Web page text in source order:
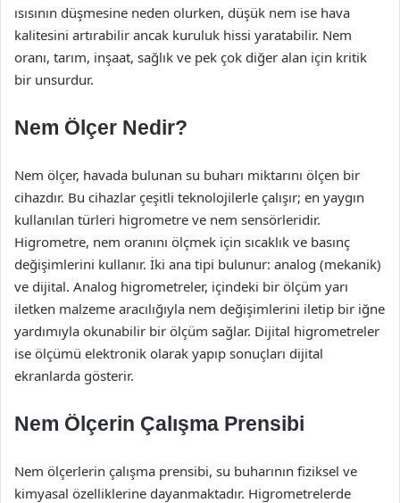
ısısının düşmesine neden olurken, düşük nem ise hava
kalitesini artırabilir ancak kuruluk hissi yaratabilir. Nem
oranı, tarım, inşaat, sağlık ve pek çok diğer alan için kritik
bir unsurdur.
Nem Ölçer Nedir?
Nem ölçer, havada bulunan su buharı miktarını ölçen bir
cihazdır. Bu cihazlar çeşitli teknolojilerle çalışır; en yaygın
kullanılan türleri higrometre ve nem sensörleridir.
Higrometre, nem oranını ölçmek için sıcaklık ve basınç
değişimlerini kullanır. İki ana tipi bulunur: analog (mekanik)
ve dijital. Analog higrometreler, içindeki bir ölçüm yarı
iletken malzeme aracılığıyla nem değişimlerini iletip bir iğne
yardımıyla okunabilir bir ölçüm sağlar. Dijital higrometreler
ise ölçümü elektronik olarak yapıp sonuçları dijital
ekranlarda gösterir.
Nem Ölçerin Çalışma Prensibi
Nem ölçerlerin çalışma prensibi, su buharının fiziksel ve
kimyasal özelliklerine dayanmaktadır. Higrometrelerde